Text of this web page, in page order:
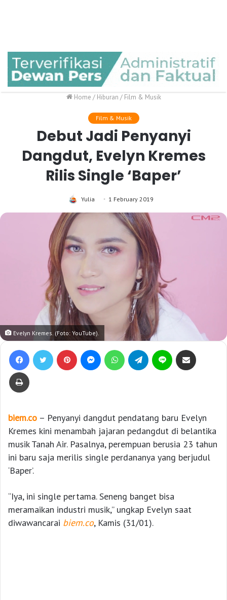
Home / Hiburan / Film & Musik
Film & Musik
Debut Jadi Penyanyi
Dangdut, Evelyn Kremes
Rilis Single ‘Baper’
Yulia 1 February 2019
Evelyn Kremes. (Foto: YouTube).
biem.co – Penyanyi dangdut pendatang baru Evelyn
Kremes kini menambah jajaran pedangdut di belantika
musik Tanah Air. Pasalnya, perempuan berusia 23 tahun
ini baru saja merilis single perdananya yang berjudul
‘Baper’.
“Iya, ini single pertama. Seneng banget bisa
meramaikan industri musik,” ungkap Evelyn saat
diwawancarai biem.co, Kamis (31/01).